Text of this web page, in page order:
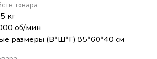
товара
кг
об/мин
размеры (В*Ш*Г) 85*60*40 см